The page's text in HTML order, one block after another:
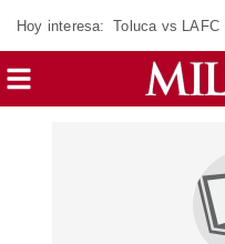
Hoy interesa: Toluca vs LAFC